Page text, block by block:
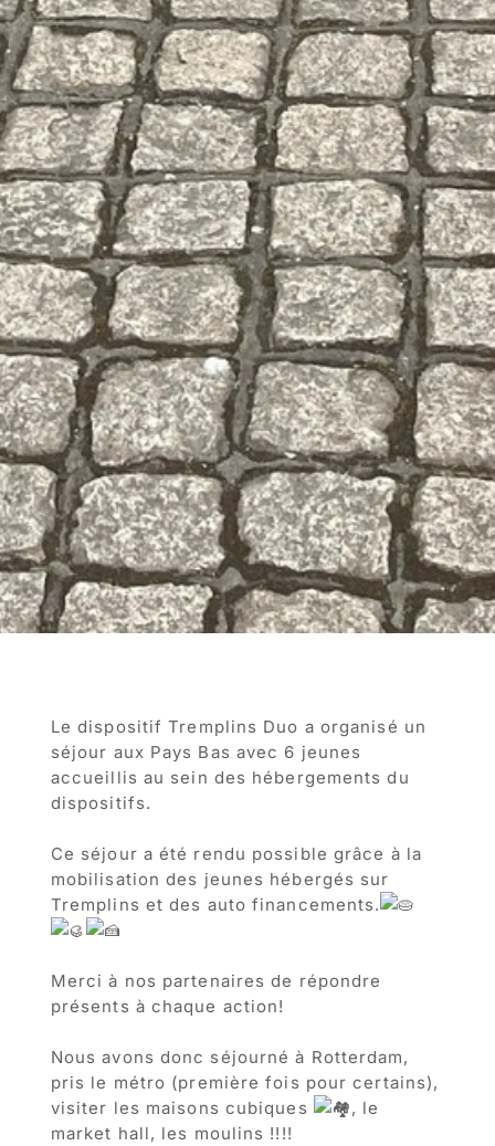
Le dispositif Tremplins Duo a organisé un
séjour aux Pays Bas avec 6 jeunes
accueillis au sein des hébergements du
dispositifs.
Ce séjour a été rendu possible grâce à la
mobilisation des jeunes hébergés sur
Tremplins et des auto financements.
Merci à nos partenaires de répondre
présents à chaque action!
Nous avons donc séjourné à Rotterdam,
pris le métro (première fois pour certains),
visiter les maisons cubiques
, le
market hall, les moulins !!!!